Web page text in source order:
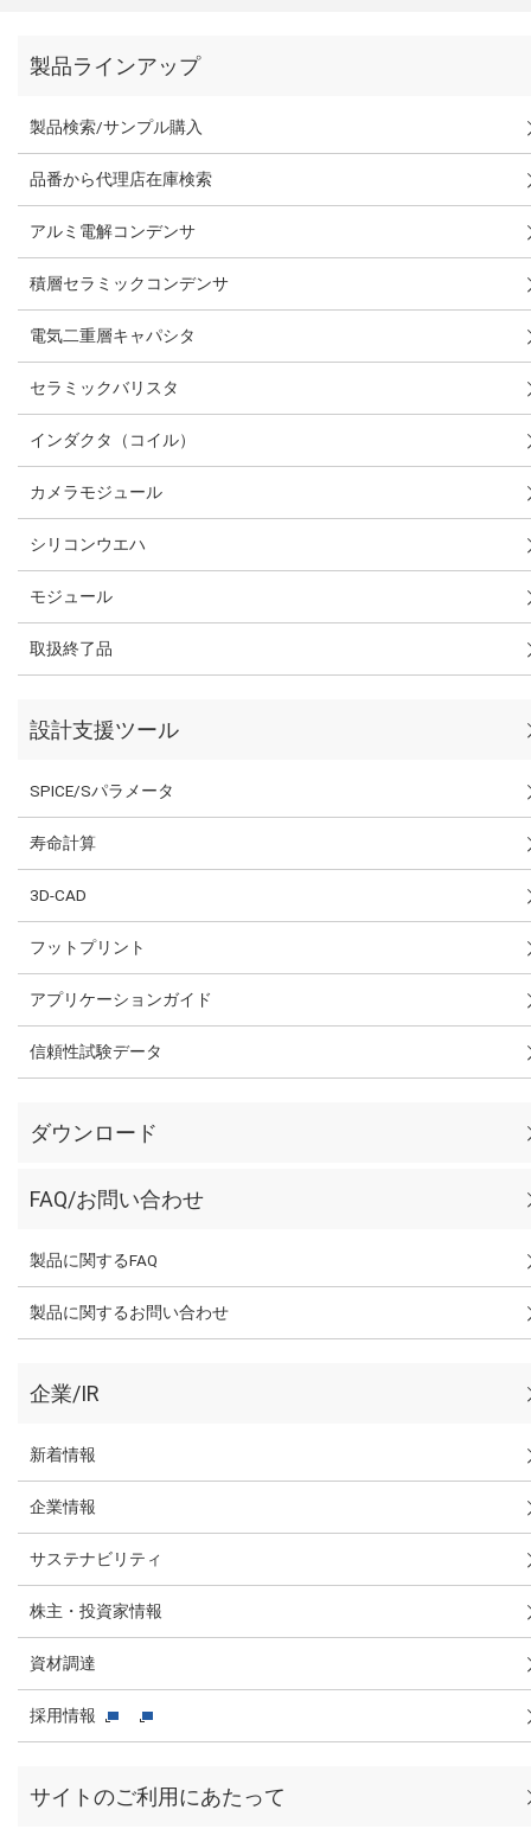
製品ラインアップ
製品検索/サンプル購入
品番から代理店在庫検索
アルミ電解コンデンサ
積層セラミックコンデンサ
電気二重層キャパシタ
セラミックバリスタ
インダクタ（コイル）
カメラモジュール
シリコンウエハ
モジュール
取扱終了品
設計支援ツール
SPICE/Sパラメータ
寿命計算
3D-CAD
フットプリント
アプリケーションガイド
信頼性試験データ
ダウンロード
FAQ/お問い合わせ
製品に関するFAQ
製品に関するお問い合わせ
企業/IR
新着情報
企業情報
サステナビリティ
株主・投資家情報
資材調達
採用情報
サイトのご利用にあたって